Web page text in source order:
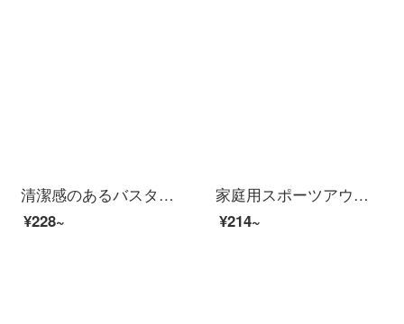
清潔感のあるバスタオル男性純綿成人男女家庭用吸水速乾軟新疆長綿包巾ホテル大浴タオルW 0599深蘭（A類標準/柔らかくて厚い/強い吸水）
¥228~
家庭用スポーツアウトドア綿を厚くし、速乾タオルを2つ包装します。
¥214~